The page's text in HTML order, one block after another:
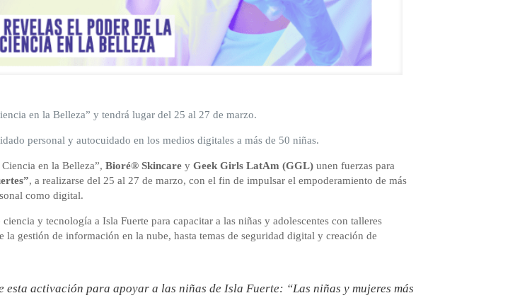
en la Belleza” y tendrá lugar del 25 al 27 de marzo.
personal y autocuidado en los medios digitales a más de 50 niñas.
en la Belleza”, Bioré® Skincarey Geek Girls LatAm (GGL)unen fuerzas para
, a realizarse del 25 al 27 de marzo, con el fin de impulsar el empoderamiento de más
como digital.
y tecnología a Isla Fuerte para capacitar a las niñas y adolescentes con talleres
gestión de información en la nube, hasta temas de seguridad digital y creación de
activación para apoyar a las niñas de Isla Fuerte: “Las niñas y mujeres más